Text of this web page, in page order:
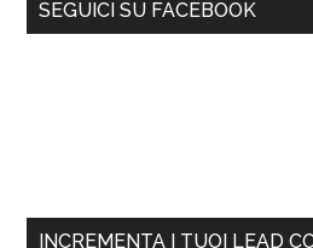
SEGUICI SU FACEBOOK
INCREMENTA I TUOI LEAD